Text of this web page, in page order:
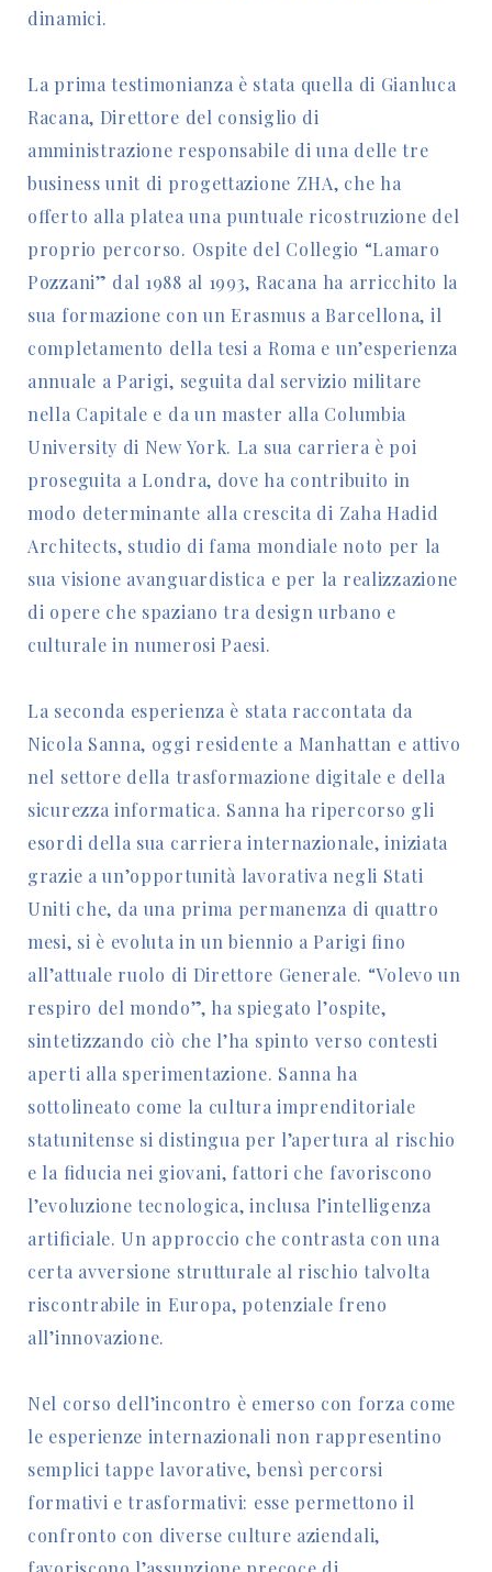
dinamici.
La prima testimonianza è stata quella di Gianluca
Racana, Direttore del consiglio di
amministrazione responsabile di una delle tre
business unit di progettazione ZHA, che ha
offerto alla platea una puntuale ricostruzione del
proprio percorso. Ospite del Collegio “Lamaro
Pozzani” dal 1988 al 1993, Racana ha arricchito la
sua formazione con un Erasmus a Barcellona, il
completamento della tesi a Roma e un’esperienza
annuale a Parigi, seguita dal servizio militare
nella Capitale e da un master alla Columbia
University di New York. La sua carriera è poi
proseguita a Londra, dove ha contribuito in
modo determinante alla crescita di Zaha Hadid
Architects, studio di fama mondiale noto per la
sua visione avanguardistica e per la realizzazione
di opere che spaziano tra design urbano e
culturale in numerosi Paesi.
La seconda esperienza è stata raccontata da
Nicola Sanna, oggi residente a Manhattan e attivo
nel settore della trasformazione digitale e della
sicurezza informatica. Sanna ha ripercorso gli
esordi della sua carriera internazionale, iniziata
grazie a un’opportunità lavorativa negli Stati
Uniti che, da una prima permanenza di quattro
mesi, si è evoluta in un biennio a Parigi fino
all’attuale ruolo di Direttore Generale. “Volevo un
respiro del mondo”, ha spiegato l’ospite,
sintetizzando ciò che l’ha spinto verso contesti
aperti alla sperimentazione. Sanna ha
sottolineato come la cultura imprenditoriale
statunitense si distingua per l’apertura al rischio
e la fiducia nei giovani, fattori che favoriscono
l’evoluzione tecnologica, inclusa l’intelligenza
artificiale. Un approccio che contrasta con una
certa avversione strutturale al rischio talvolta
riscontrabile in Europa, potenziale freno
all’innovazione.
Nel corso dell’incontro è emerso con forza come
le esperienze internazionali non rappresentino
semplici tappe lavorative, bensì percorsi
formativi e trasformativi: esse permettono il
confronto con diverse culture aziendali,